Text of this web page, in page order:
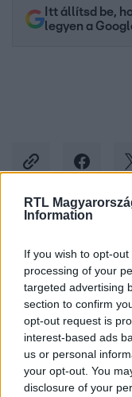
RTL
Information
If you wish to opt-
processing of your
targeted advertising
section to confirm
opt-out request is
interest-based ads
us or personal
your opt-out. You
disclosure of your
Itt állítsd be,
legyen a
Facebookon is!